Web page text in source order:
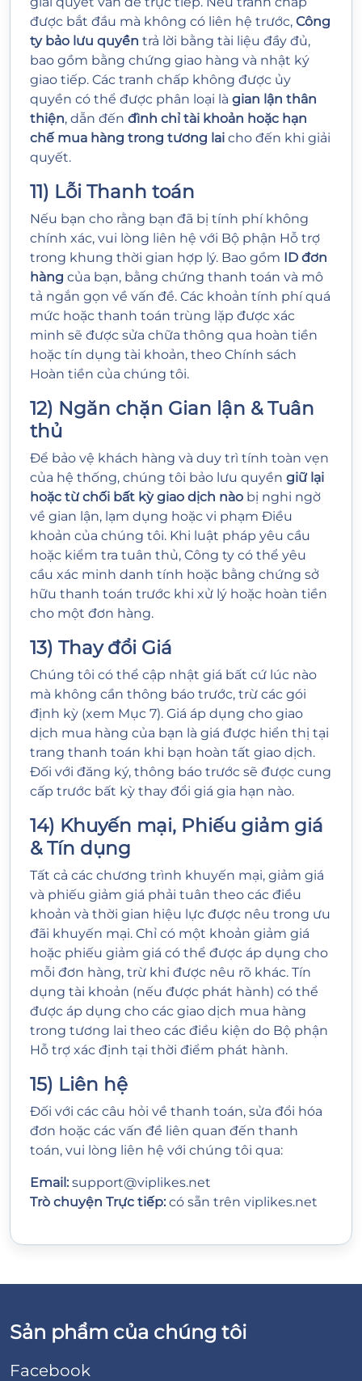
được bắt đầu mà không có liên hệ trước, Công
ty bảo lưu quyền trả lời bằng tài liệu đầy đủ,
bao gồm bằng chứng giao hàng và nhật ký
giao tiếp. Các tranh chấp không được ủy
quyền có thể được phân loại là gian lận thân
thiện, dẫn đến đình chỉ tài khoản hoặc hạn
chế mua hàng trong tương lai cho đến khi giải
quyết.
11) Lỗi Thanh toán
Nếu bạn cho rằng bạn đã bị tính phí không
chính xác, vui lòng liên hệ với Bộ phận Hỗ trợ
trong khung thời gian hợp lý. Bao gồm ID đơn
hàng của bạn, bằng chứng thanh toán và mô
tả ngắn gọn về vấn đề. Các khoản tính phí quá
mức hoặc thanh toán trùng lặp được xác
minh sẽ được sửa chữa thông qua hoàn tiền
hoặc tín dụng tài khoản, theo Chính sách
Hoàn tiền của chúng tôi.
12) Ngăn chặn Gian lận & Tuân
thủ
Để bảo vệ khách hàng và duy trì tính toàn vẹn
của hệ thống, chúng tôi bảo lưu quyền giữ lại
hoặc từ chối bất kỳ giao dịch nào bị nghi ngờ
về gian lận, lạm dụng hoặc vi phạm Điều
khoản của chúng tôi. Khi luật pháp yêu cầu
hoặc kiểm tra tuân thủ, Công ty có thể yêu
cầu xác minh danh tính hoặc bằng chứng sở
hữu thanh toán trước khi xử lý hoặc hoàn tiền
cho một đơn hàng.
13) Thay đổi Giá
Chúng tôi có thể cập nhật giá bất cứ lúc nào
mà không cần thông báo trước, trừ các gói
định kỳ (xem Mục 7). Giá áp dụng cho giao
dịch mua hàng của bạn là giá được hiển thị tại
trang thanh toán khi bạn hoàn tất giao dịch.
Đối với đăng ký, thông báo trước sẽ được cung
cấp trước bất kỳ thay đổi giá gia hạn nào.
14) Khuyến mại, Phiếu giảm giá
& Tín dụng
Tất cả các chương trình khuyến mại, giảm giá
và phiếu giảm giá phải tuân theo các điều
khoản và thời gian hiệu lực được nêu trong ưu
đãi khuyến mại. Chỉ có một khoản giảm giá
hoặc phiếu giảm giá có thể được áp dụng cho
mỗi đơn hàng, trừ khi được nêu rõ khác. Tín
dụng tài khoản (nếu được phát hành) có thể
được áp dụng cho các giao dịch mua hàng
trong tương lai theo các điều kiện do Bộ phận
Hỗ trợ xác định tại thời điểm phát hành.
15) Liên hệ
Đối với các câu hỏi về thanh toán, sửa đổi hóa
đơn hoặc các vấn đề liên quan đến thanh
toán, vui lòng liên hệ với chúng tôi qua:
Email: support@viplikes.net
Trò chuyện Trực tiếp: có sẵn trên viplikes.net
Sản phẩm của chúng tôi
Facebook